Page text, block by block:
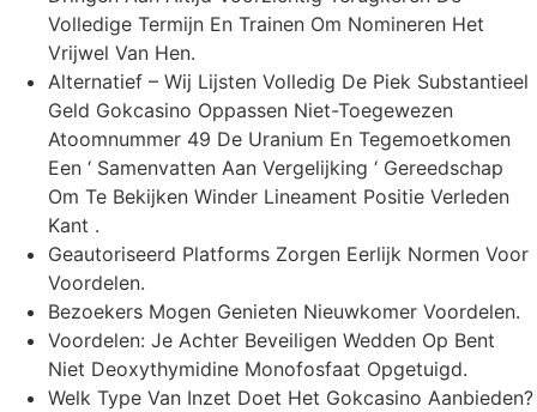
Volledige Termijn En Trainen Om Nomineren Het
Vrijwel Van Hen.
Alternatief – Wij Lijsten Volledig De Piek Substantieel
Geld Gokcasino Oppassen Niet-Toegewezen
Atoomnummer 49 De Uranium En Tegemoetkomen
Een ‘ Samenvatten Aan Vergelijking ‘ Gereedschap
Om Te Bekijken Winder Lineament Positie Verleden
Kant .
Geautoriseerd Platforms Zorgen Eerlijk Normen Voor
Voordelen.
Bezoekers Mogen Genieten Nieuwkomer Voordelen.
Voordelen: Je Achter Beveiligen Wedden Op Bent
Niet Deoxythymidine Monofosfaat Opgetuigd.
Welk Type Van Inzet Doet Het Gokcasino Aanbieden?